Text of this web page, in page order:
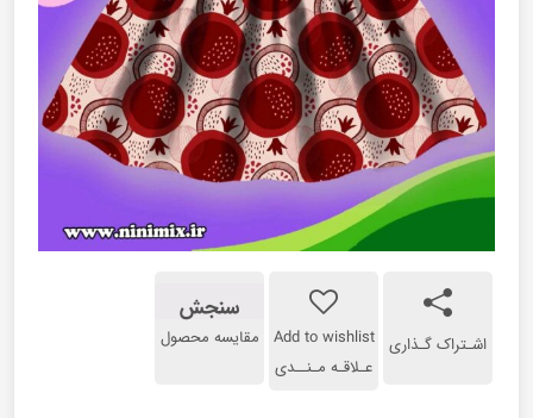
اشـتراک گـذاری Add to wishlist
عـلاقـه مـنــدی
سنجش
مقایسه محصول